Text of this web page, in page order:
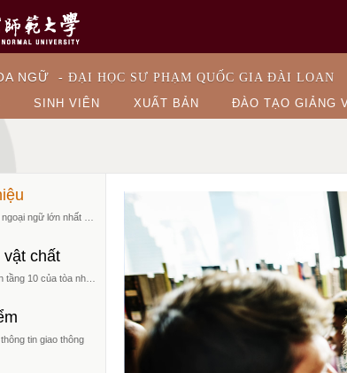
NGỮ - ĐẠI HỌC SƯ PHẠM QUỐC GIA ĐÀI LOAN
SINH VIÊN XUẤT BẢN ĐÀO TẠO GIẢNG
Trung tâm ngoại ngữ lớn nhất Đài Loan
chất
tin giao thông